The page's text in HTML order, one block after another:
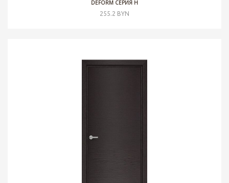
DEFORM СЕРИЯ H
255.2 BYN